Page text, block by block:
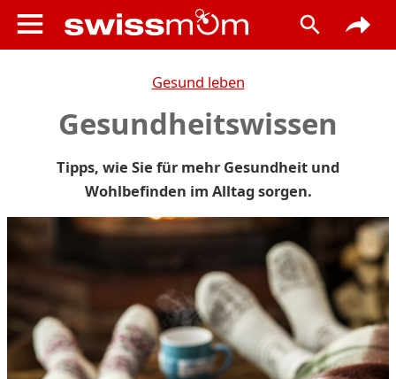
Gesund leben
Gesundheitswissen
Tipps, wie Sie für mehr Gesundheit und
Wohlbefinden im Alltag sorgen.